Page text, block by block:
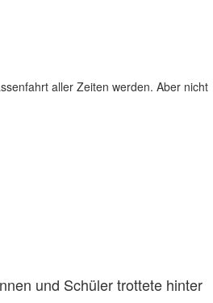
aller Zeiten werden. Aber nicht
und Schüler trottete hinter